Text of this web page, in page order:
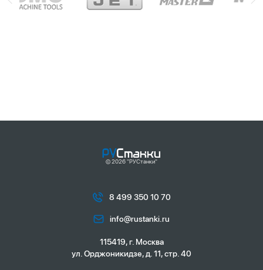
© 2026 "РУСтанки"
8 499 350 10 70
info@rustanki.ru
115419, г. Москва
ул. Орджоникидзе, д. 11, стр. 40